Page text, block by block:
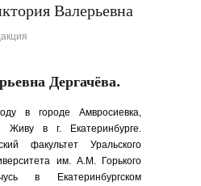
Валерьевна
Дергачёва.
в городе Амвросиевка,
Живу в г. Екатеринбурге.
факультет Уральского
им. А.М. Горького
в Екатеринбургском